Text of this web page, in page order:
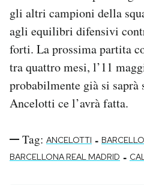
gli altri campioni della
agli equilibri difensivi
forti. La prossima partita
tra quattro mesi, l’11
probabilmente già si saprà
Ancelotti ce l’avrà fatta.
Tag: ANCELOTTI -
BARCELLONA REAL MADRID -